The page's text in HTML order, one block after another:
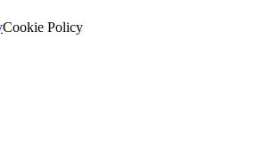
Cookie Policy